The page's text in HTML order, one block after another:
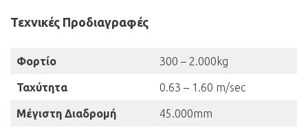
Τεχνικές Προδιαγραφές
Φορτίο 300 – 2.000kg
Ταχύτητα 0.63 – 1.60 m/sec
Μέγιστη Διαδρομή 45.000mm